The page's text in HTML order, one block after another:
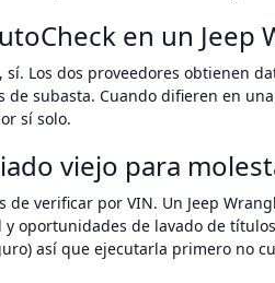
en un Jeep
sí. Los dos proveedores obtienen
subasta. Cuando difieren en
sí solo.
viejo para
verificar por VIN. Un Jeep
oportunidades de lavado de
así que ejecutarla primero no